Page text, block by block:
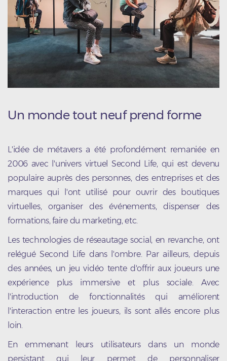
Un monde tout neuf prend forme
L'idée de métavers a été profondément remaniée en
2006 avec l'univers virtuel Second Life, qui est devenu
populaire auprès des personnes, des entreprises et des
marques qui l'ont utilisé pour ouvrir des boutiques
virtuelles, organiser des événements, dispenser des
formations, faire du marketing, etc.
Les technologies de réseautage social, en revanche, ont
relégué Second Life dans l'ombre. Par ailleurs, depuis
des années, un jeu vidéo tente d'offrir aux joueurs une
expérience plus immersive et plus sociale. Avec
l'introduction de fonctionnalités qui améliorent
l'interaction entre les joueurs, ils sont allés encore plus
loin.
En emmenant leurs utilisateurs dans un monde
persistant qui leur permet de personnaliser